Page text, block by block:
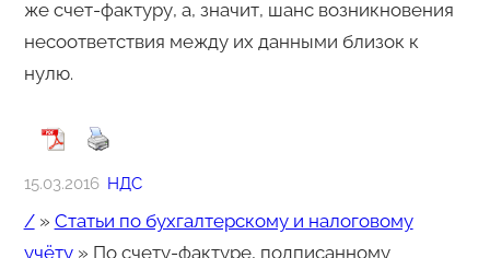
же счет-фактуру, а, значит, шанс возникновения
несоответствия между их данными близок к
нулю.
15.03.2016 НДС
/» Статьи по бухгалтерскому и налоговому
учёту» По счету-фактуре, подписанному